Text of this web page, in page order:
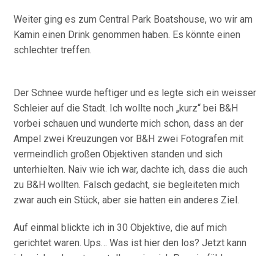
Weiter ging es zum Central Park Boatshouse, wo wir am
Kamin einen Drink genommen haben. Es könnte einen
schlechter treffen.
Der Schnee wurde heftiger und es legte sich ein weisser
Schleier auf die Stadt. Ich wollte noch „kurz“ bei B&H
vorbei schauen und wunderte mich schon, dass an der
Ampel zwei Kreuzungen vor B&H zwei Fotografen mit
vermeindlich großen Objektiven standen und sich
unterhielten. Naiv wie ich war, dachte ich, dass die auch
zu B&H wollten. Falsch gedacht, sie begleiteten mich
zwar auch ein Stück, aber sie hatten ein anderes Ziel.
Auf einmal blickte ich in 30 Objektive, die auf mich
gerichtet waren. Ups… Was ist hier den los? Jetzt kann